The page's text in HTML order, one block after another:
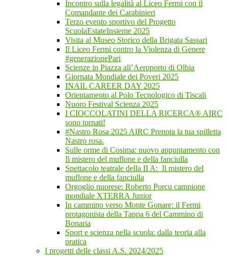
Incontro sulla legalità al Liceo Fermi con il
Comandante dei Carabinieri
Terzo evento sportivo del Progetto
ScuolaEstateInsieme 2025
Visita al Museo Storico della Brigata Sassari
Il Liceo Fermi contro la Violenza di Genere
#generazionePari
Scienze in Piazza all’Aeroporto di Olbia
Giornata Mondiale dei Poveri 2025
INAIL CAREER DAY 2025
Orientamento al Polo Tecnologico di Tiscali
Nuoro Festival Scienza 2025
I CIOCCOLATINI DELLA RICERCA® AIRC
sono tornati!
#Nastro Rosa 2025 AIRC Prenota la tua spilletta
Nastro rosa.
Sulle orme di Cosima: nuovo appuntamento con
Il mistero del muflone e della fanciulla
Spettacolo teatrale della II A: Il mistero del
muflone e della fanciulla
Orgoglio nuorese: Roberto Porcu campione
mondiale XTERRA Junior
In cammino verso Monte Gonare: il Fermi
protagonista della Tappa 6 del Cammino di
Bonaria
Sport e scienza nella scuola: dalla teoria alla
pratica
I progetti delle classi A.S. 2024/2025